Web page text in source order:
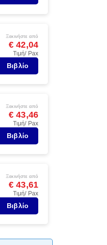
Ξεκινήστε από
€ 42,04
Τιμή/ Pax
Βιβλίο
Ξεκινήστε από
€ 43,46
Τιμή/ Pax
Βιβλίο
Ξεκινήστε από
€ 43,61
Τιμή/ Pax
Βιβλίο